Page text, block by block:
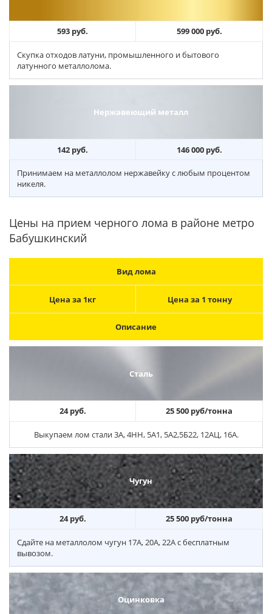
593 руб. 599 000 руб.
Скупка отходов латуни, промышленного и бытового
латунного металлолома.
Нержавеющий металл
142 руб. 146 000 руб.
Принимаем на металлолом нержавейку с любым процентом
никеля.
Цены на прием черного лома в районе метро
Бабушкинский
Вид лома
Цена за 1кг Цена за 1 тонну
Описание
Сталь
24 руб. 25 500 руб/тонна
Выкупаем лом стали 3А, 4НН, 5А1, 5А2,5Б22, 12АЦ, 16А.
Чугун
24 руб. 25 500 руб/тонна
Сдайте на металлолом чугун 17А, 20А, 22А с бесплатным
вывозом.
Оцинковка